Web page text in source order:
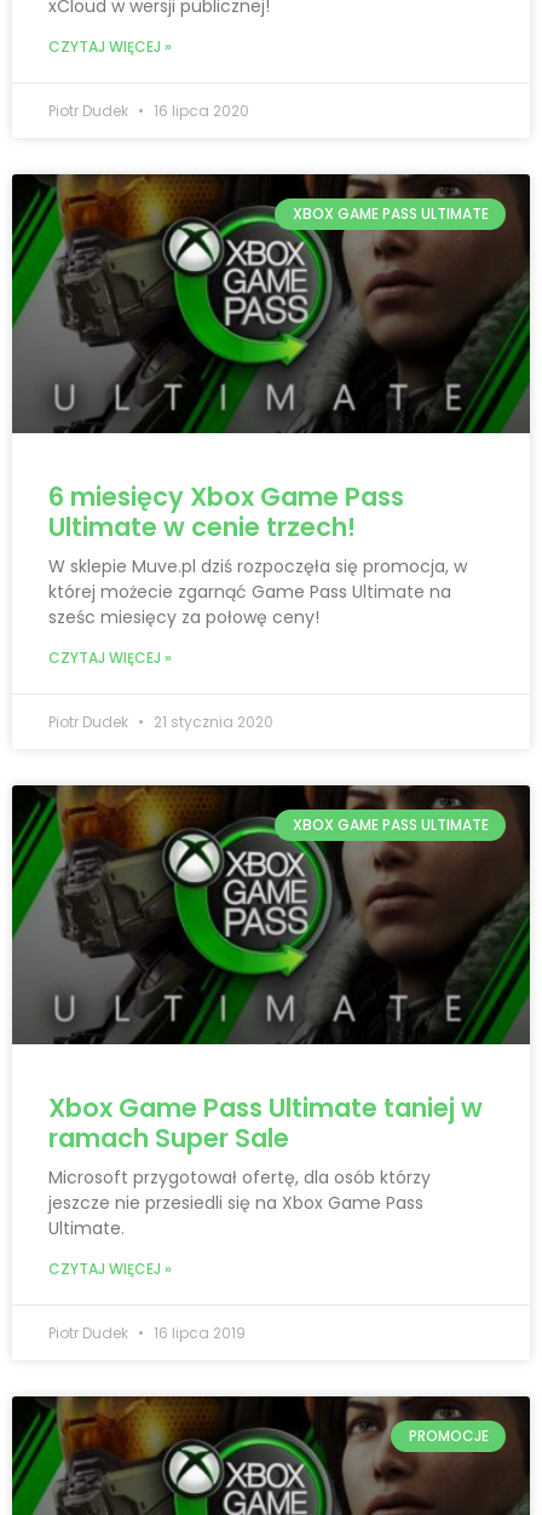
xCloud w wersji publicznej!
CZYTAJ WIĘCEJ »
Piotr Dudek 16 lipca 2020
XBOX GAME PASS ULTIMATE
6 miesięcy Xbox Game Pass
Ultimate w cenie trzech!
W sklepie Muve.pl dziś rozpoczęła się promocja, w
której możecie zgarnąć Game Pass Ultimate na
sześc miesięcy za połowę ceny!
CZYTAJ WIĘCEJ »
Piotr Dudek 21 stycznia 2020
XBOX GAME PASS ULTIMATE
Xbox Game Pass Ultimate taniej w
ramach Super Sale
Microsoft przygotował ofertę, dla osób którzy
jeszcze nie przesiedli się na Xbox Game Pass
Ultimate.
CZYTAJ WIĘCEJ »
Piotr Dudek 16 lipca 2019
PROMOCJE